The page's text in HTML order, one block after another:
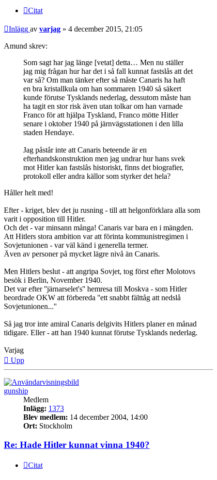
Citat
Inlägg av varjag » 4 december 2015, 21:05
Amund skrev:
Som sagt har jag länge [vetat] detta… Men nu ställer
jag mig frågan hur har det i så fall kunnat fastslås att det
var så? Om man tänker efter så måste Canaris ha haft
en bra kristallkula om han sommaren 1940 så säkert
kunde förutse Tysklands nederlag, dessutom måste han
ha tagit en stor risk även utan tolkar om han varnade
Franco för att hjälpa Tyskland, Franco mötte Hitler
senare i oktober 1940 på järnvägsstationen i den lilla
staden Hendaye.
Jag påstår inte att Canaris beteende är en
efterhandskonstruktion men jag undrar hur hans svek
mot Hitler kan fastslås historiskt, finns det biografier,
protokoll eller andra källor som styrker det hela?
Håller helt med!
Efter - kriget, blev det ju rusning - till att helgonförklara alla som
varit i opposition till Hitler.
Och det - var minsann många! Canaris var bara en i mängden.
Att Hitlers stora ambition var att förinta kommunistregimen i
Sovjetunionen - var väl känd i generella termer.
Även av personer på mycket lägre nivå än Canaris.
Men Hitlers beslut - att angripa Sovjet, tog först efter Molotovs
besök i Berlin, November 1940.
Det var efter ''järnarselet's'' hemresa till Moskva - som Hitler
beordrade OKW att förbereda ''ett snabbt fälttåg att nedslå
Sovjetunionen...''
Så jag tror inte amiral Canaris delgivits Hitlers planer en månad
tidigare. Eller - att han 1940 kunnat förutse Tysklands nederlag.
Varjag
Upp
gunship
Medlem
Inlägg: 1373
Blev medlem: 14 december 2004, 14:00
Ort: Stockholm
Re: Hade Hitler kunnat vinna 1940?
Citat